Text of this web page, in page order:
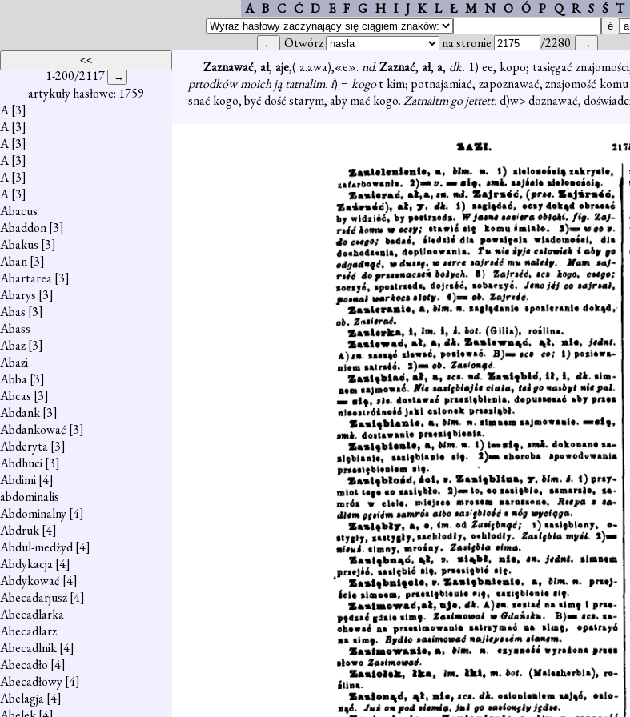
A B C Ć D E F G H I J K L Ł M N O Ó P Q R S Ś T
Otwórz na stronie /2280
1-200/2117
artykuły hasłowe: 1759
A[3]
A[3]
A[3]
A[3]
A[3]
A[3]
Abacus
Abaddon[3]
Abakus [3]
Aban[3]
Abartarea[3]
Abarys [3]
Abas [3]
Abass
Abaz[3]
Abazi
Abba[3]
Abcas [3]
Abdank[3]
Abdankować [3]
Abderyta[3]
Abdhuci[3]
Abdimi[4]
abdominalis
Abdominalny[4]
Abdruk[4]
Abdul-medżyd[4]
Abdykacja[4]
Abdykować [4]
Abecadarjusz[4]
Abecadlarka
Abecadlarz
Abecadlnik[4]
Abecadło [4]
Abecadłowy[4]
Abelagja[4]
Zaznawać, ał, aje,( a.awa),«e». nd.Zaznać, ał,a, dk. 1) ee, kopo; tasięgać
prtodków moich ją tatnalim. i) =kogot kim; potnajamiać, zapoznawać, znajomość
snać kogo, być dość starym, aby mać kogo.Zatnaltm go jettett.d)w> doznawać,